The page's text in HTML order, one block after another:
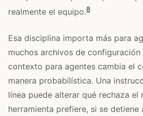
realmente el equipo.8
Esa disciplina importa más para
muchos archivos de configuración
contexto para agentes cambia el
manera probabilística. Una
línea puede alterar qué rechaza el
herramienta prefiere, si se detiene